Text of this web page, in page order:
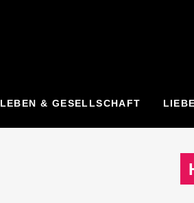
LEBEN & GESELLSCHAFT